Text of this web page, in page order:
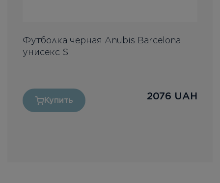
Футболка черная Anubis Barcelona
унисекс S
2076 UAH
Купить